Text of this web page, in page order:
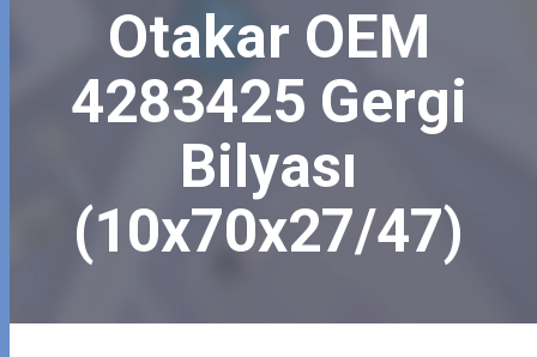
Otakar OEM
4283425 Gergi
Bilyası
(10x70x27/47)